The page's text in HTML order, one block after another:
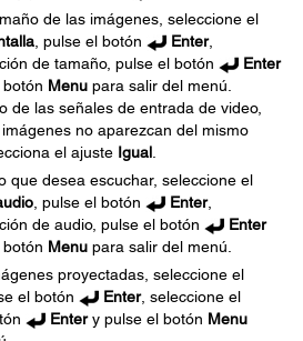
de las imágenes, seleccione el
, pulse el botón Enter,
de tamaño, pulse el botón
Enter
Menu para salir del menú.
de las señales de entrada de video,
no aparezcan del mismo
el ajuste Igual
que desea escuchar, seleccione el
, pulse el botón Enter,
de audio, pulse el botón
Enter
Menu para salir del menú.
proyectadas, seleccione el
el botón Enter, seleccione el
Entery pulse el botón Menu